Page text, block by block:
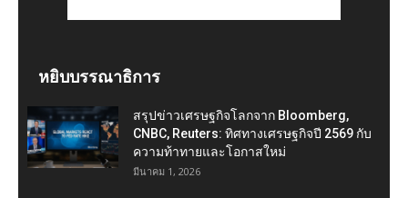
หยิบบรรณาธิการ
สรุปข่าวเศรษฐกิจโลกจาก Bloomberg,
CNBC, Reuters: ทิศทางเศรษฐกิจปี 2569 กับ
ความท้าทายและโอกาสใหม่
มีนาคม 1, 2026